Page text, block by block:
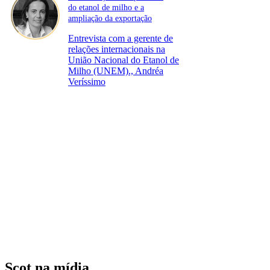
do etanol de milho e a
ampliação da exportação
Entrevista com a gerente de
relações internacionais na
União Nacional do Etanol de
Milho (UNEM)., Andréa
Veríssimo